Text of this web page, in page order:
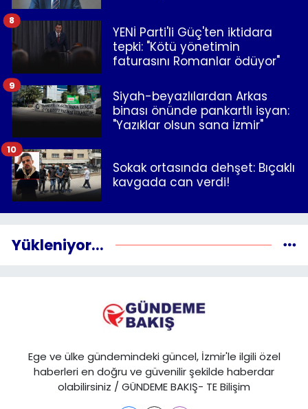
YENİ Parti'li Güç'ten iktidara
tepki: "Kötü yönetimin
faturasını Romanlar ödüyor"
8
Siyah-beyazlılardan Arkas
binası önünde pankartlı isyan:
"Yazıklar olsun sana İzmir"
9
Sokak ortasında dehşet: Bıçaklı
kavgada can verdi!
10
Yükleniyor...
Ege ve ülke gündemindeki güncel, İzmir'le ilgili özel
haberleri en doğru ve güvenilir şekilde haberdar
olabilirsiniz / GÜNDEME BAKIŞ- TE Bilişim